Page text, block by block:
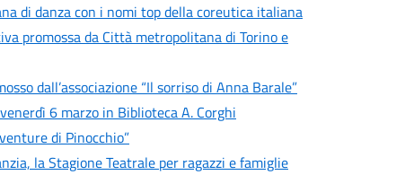
di danza con i nomi top della coreutica italiana
promossa da Città metropolitana di Torino e
dall’associazione “Il sorriso di Anna Barale”
6 marzo in Biblioteca A. Corghi
di Pinocchio”
la Stagione Teatrale per ragazzi e famiglie